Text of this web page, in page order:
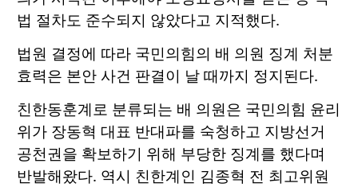
법 절차도 준수되지 않았다고 지적했다.
법원 결정에 따라 국민의힘의 배 의원 징계 처분
효력은 본안 사건 판결이 날 때까지 정지된다.
친한동훈계로 분류되는 배 의원은 국민의힘 윤리
위가 장동혁 대표 반대파를 숙청하고 지방선거
공천권을 확보하기 위해 부당한 징계를 했다며
반발해왔다. 역시 친한계인 김종혁 전 최고위원